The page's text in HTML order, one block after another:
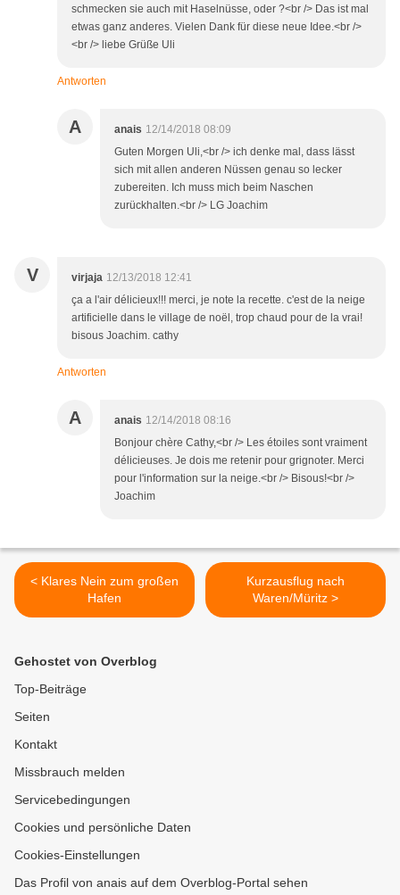
schmecken sie auch mit Haselnüsse, oder ?<br /> Das ist mal
etwas ganz anderes. Vielen Dank für diese neue Idee.<br />
<br /> liebe Grüße Uli
Antworten
A anais 12/14/2018 08:09
Guten Morgen Uli,<br /> ich denke mal, dass lässt
sich mit allen anderen Nüssen genau so lecker
zubereiten. Ich muss mich beim Naschen
zurückhalten.<br /> LG Joachim
V virjaja 12/13/2018 12:41
ça a l'air délicieux!!! merci, je note la recette. c'est de la neige
artificielle dans le village de noël, trop chaud pour de la vrai!
bisous Joachim. cathy
Antworten
A anais 12/14/2018 08:16
Bonjour chère Cathy,<br /> Les étoiles sont vraiment
délicieuses. Je dois me retenir pour grignoter. Merci
pour l'information sur la neige.<br /> Bisous!<br />
Joachim
< Klares Nein zum großen
Hafen
Kurzausflug nach
Waren/Müritz >
Gehostet von Overblog
Top-Beiträge
Seiten
Kontakt
Missbrauch melden
Servicebedingungen
Cookies und persönliche Daten
Cookies-Einstellungen
Das Profil von anais auf dem Overblog-Portal sehen